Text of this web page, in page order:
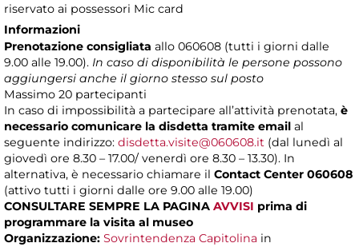
riservato ai possessori Mic card
Informazioni
Prenotazione consigliata allo 060608 (tutti i giorni dalle
9.00 alle 19.00). In caso di disponibilità le persone possono
aggiungersi anche il giorno stesso sul posto
Massimo 20 partecipanti
In caso di impossibilità a partecipare all’attività prenotata, è
necessario comunicare la disdetta tramite email al
seguente indirizzo: disdetta.visite@060608.it (dal lunedì al
giovedì ore 8.30 – 17.00/ venerdì ore 8.30 – 13.30). In
alternativa, è necessario chiamare il Contact Center 060608
(attivo tutti i giorni dalle ore 9.00 alle 19.00)
CONSULTARE SEMPRE LA PAGINA AVVISI prima di
programmare la visita al museo
Organizzazione: Sovrintendenza Capitolina in